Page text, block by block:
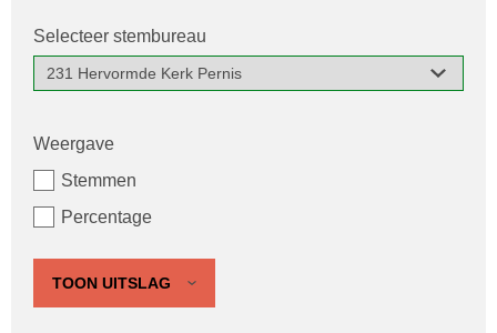
Selecteer stembureau
Weergave
Stemmen
Percentage
TOON UITSLAG